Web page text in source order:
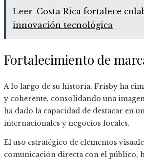
Leer Costa Rica fortalece
innovación tecnológica
Fortalecimiento de
A lo largo de su historia, Frisby ha
y coherente, consolidando una
ha dado la capacidad de destacar en
internacionales y negocios locales.
El uso estratégico de elementos
comunicación directa con el público,